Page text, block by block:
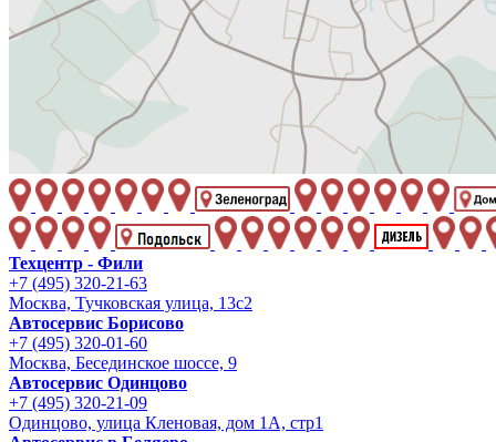
Техцентр - Фили
+7 (495) 320-21-63
Москва, Тучковская улица, 13с2
Автосервис Борисово
+7 (495) 320-01-60
Москва, Бесединское шоссе, 9
Автосервис Одинцово
+7 (495) 320-21-09
Одинцово, улица Кленовая, дом 1А, стр1